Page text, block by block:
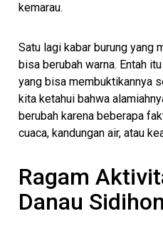
kemarau.
Satu lagi kabar burung yang
bisa berubah warna. Entah
yang bisa membuktikannya
kita ketahui bahwa
berubah karena beberapa
cuaca, kandungan air, atau
Ragam
Danau